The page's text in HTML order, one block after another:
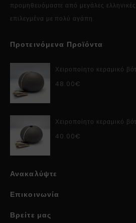
προμηθευόμαστε από μεγάλες ελληνικές
επιλεγμένα με πολύ αγάπη.
Προτεινόμενα Προϊόντα
Χειροποίητο κεραμικό
48.00€
Χειροποίητο κεραμικό
40.00€
Ανακαλύψτε
Επικοινωνία
Βρείτε μας